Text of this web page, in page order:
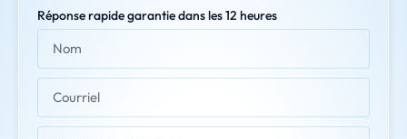
Réponse rapide garantie dans les 12 heures